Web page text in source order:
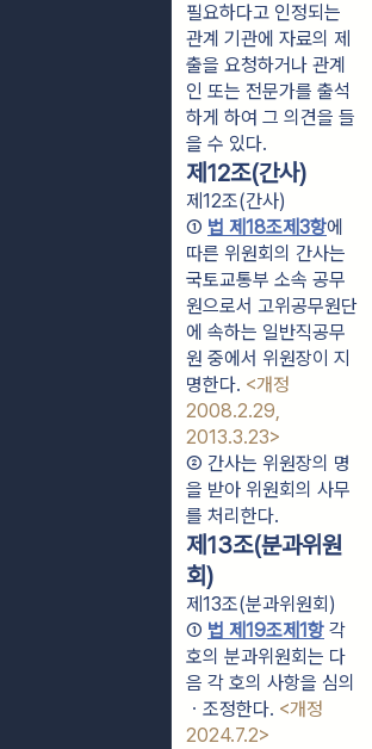
필요하다고 인정되는
관계 기관에 자료의 제
출을 요청하거나 관계
인 또는 전문가를 출석
하게 하여 그 의견을 들
을 수 있다.
제12조(간사)
제12조(간사)
① 법 제18조제3항에
따른 위원회의 간사는
국토교통부 소속 공무
원으로서 고위공무원단
에 속하는 일반직공무
원 중에서 위원장이 지
명한다. <개정
2008.2.29,
2013.3.23>
② 간사는 위원장의 명
을 받아 위원회의 사무
를 처리한다.
제13조(분과위원
회)
제13조(분과위원회)
① 법 제19조제1항 각
호의 분과위원회는 다
음 각 호의 사항을 심의
ㆍ조정한다. <개정
2024.7.2>